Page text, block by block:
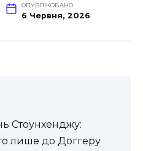
ОПУБЛІКОВАНО
6 Червня, 2026
Стоунхенджу:
лише до Доггеру